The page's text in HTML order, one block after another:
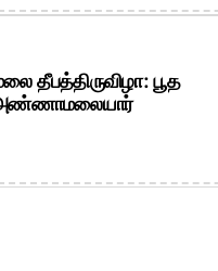
தீபத்திருவிழா: பூத